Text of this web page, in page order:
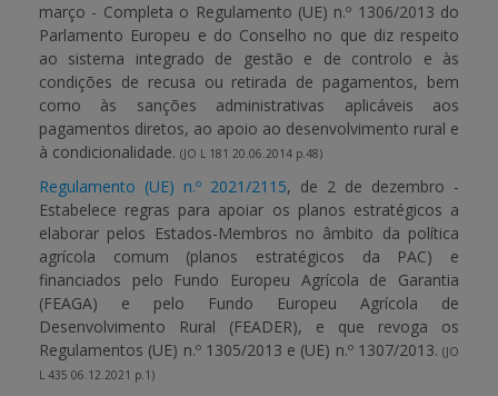
março - Completa o Regulamento (UE) n.º 1306/2013 do
Parlamento Europeu e do Conselho no que diz respeito
ao sistema integrado de gestão e de controlo e às
condições de recusa ou retirada de pagamentos, bem
como às sanções administrativas aplicáveis aos
pagamentos diretos, ao apoio ao desenvolvimento rural e
à condicionalidade. (JO L 181 20.06.2014 p.48)
Regulamento (UE) n.º 2021/2115, de 2 de dezembro -
Estabelece regras para apoiar os planos estratégicos a
elaborar pelos Estados-Membros no âmbito da política
agrícola comum (planos estratégicos da PAC) e
financiados pelo Fundo Europeu Agrícola de Garantia
(FEAGA) e pelo Fundo Europeu Agrícola de
Desenvolvimento Rural (FEADER), e que revoga os
Regulamentos (UE) n.º 1305/2013 e (UE) n.º 1307/2013. (JO
L 435 06.12.2021 p.1)